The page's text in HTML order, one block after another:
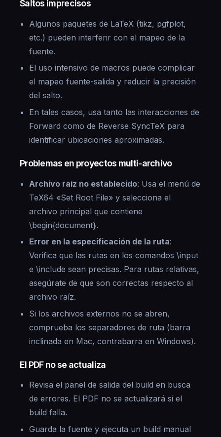
Saltos imprecisos
Algunos paquetes de LaTeX (tikz, pgfplot,
etc.) pueden interferir con el mapeo de la
fuente.
El uso intensivo de macros puede complicar
el mapeo fuente-salida y reducir la precisión
del salto.
En tales casos, usa tanto las interacciones de
Forward como de Reverse SyncTeX para
identificar ubicaciones aproximadas.
Problemas en proyectos multi-archivo
Archivo raíz no establecido: Usa el menú de
TeX64 «Set Root File» y selecciona el
archivo principal que contiene
\begin{document}.
Error en la especificación de la ruta:
Verifica que las rutas en los comandos \input
e \include sean precisas. Para rutas relativas,
asegúrate de que son correctas respecto al
archivo raíz.
Si los archivos externos no se abren,
comprueba los separadores de ruta (barra
inclinada en Mac, contrabarra en Windows).
El PDF no se actualiza
Revisa el panel de salida del build en busca
de errores. El PDF no se actualizará si el
build falla.
Guarda la fuente y ejecuta un build manual